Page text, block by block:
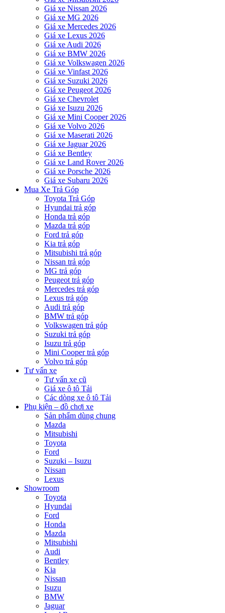
Giá xe Nissan 2026
Giá xe MG 2026
Giá xe Mercedes 2026
Giá xe Lexus 2026
Giá xe Audi 2026
Giá xe BMW 2026
Giá xe Volkswagen 2026
Giá xe Vinfast 2026
Giá xe Suzuki 2026
Giá xe Peugeot 2026
Giá xe Chevrolet
Giá xe Isuzu 2026
Giá xe Mini Cooper 2026
Giá xe Volvo 2026
Giá xe Maserati 2026
Giá xe Jaguar 2026
Giá xe Bentley
Giá xe Land Rover 2026
Giá xe Porsche 2026
Giá xe Subaru 2026
Mua Xe Trả Góp
Toyota Trả Góp
Hyundai trả góp
Honda trả góp
Mazda trả góp
Ford trả góp
Kia trả góp
Mitsubishi trả góp
Nissan trả góp
MG trả góp
Peugeot trả góp
Mercedes trả góp
Lexus trả góp
Audi trả góp
BMW trả góp
Volkswagen trả góp
Suzuki trả góp
Isuzu trả góp
Mini Cooper trả góp
Volvo trả góp
Tư vấn xe
Tư vấn xe cũ
Giá xe ô tô Tải
Các dòng xe ô tô Tải
Phụ kiện – đồ chơi xe
Sản phẩm dùng chung
Mazda
Mitsubishi
Toyota
Ford
Suzuki – Isuzu
Nissan
Lexus
Showroom
Toyota
Hyundai
Ford
Honda
Mazda
Mitsubishi
Audi
Bentley
Kia
Nissan
Isuzu
BMW
Jaguar